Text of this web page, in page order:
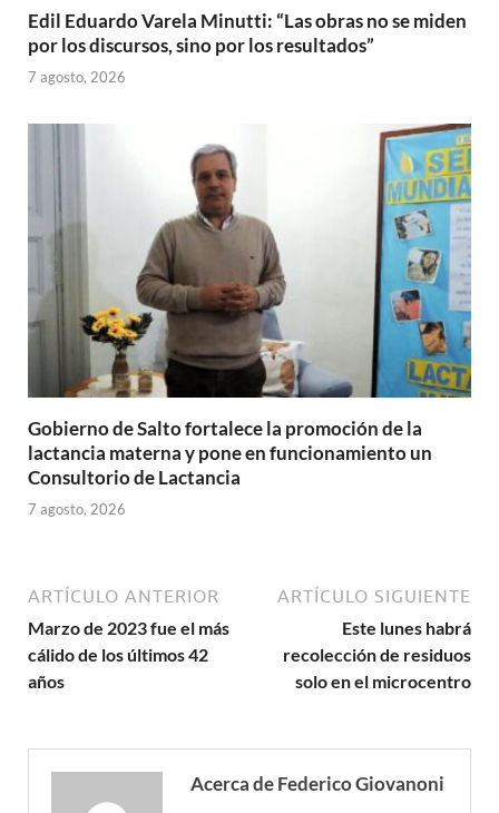
Edil Eduardo Varela Minutti: “Las obras no se miden
por los discursos, sino por los resultados”
7 agosto, 2026
Gobierno de Salto fortalece la promoción de la
lactancia materna y pone en funcionamiento un
Consultorio de Lactancia
7 agosto, 2026
ARTÍCULO ANTERIOR
Marzo de 2023 fue el más
cálido de los últimos 42
años
ARTÍCULO SIGUIENTE
Este lunes habrá
recolección de residuos
solo en el microcentro
Acerca de Federico Giovanoni